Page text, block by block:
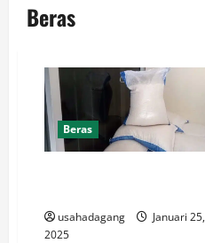
Beras
Beras
usahadagang
Januari 25,
2025